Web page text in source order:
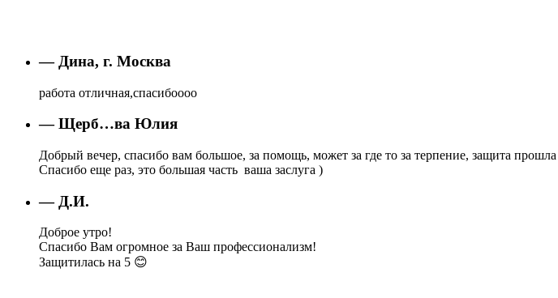
— Дина, г. Москва
работа отличная,спасибоооо
— Щерб…ва Юлия
Добрый вечер, спасибо вам большое, за помощь, может за где то за терпение, защита
Спасибо еще раз, это большая часть ваша заслуга )
— Д.И.
Доброе утро!
Спасибо Вам огромное за Ваш профессионализм!
Защитилась на 5 😊